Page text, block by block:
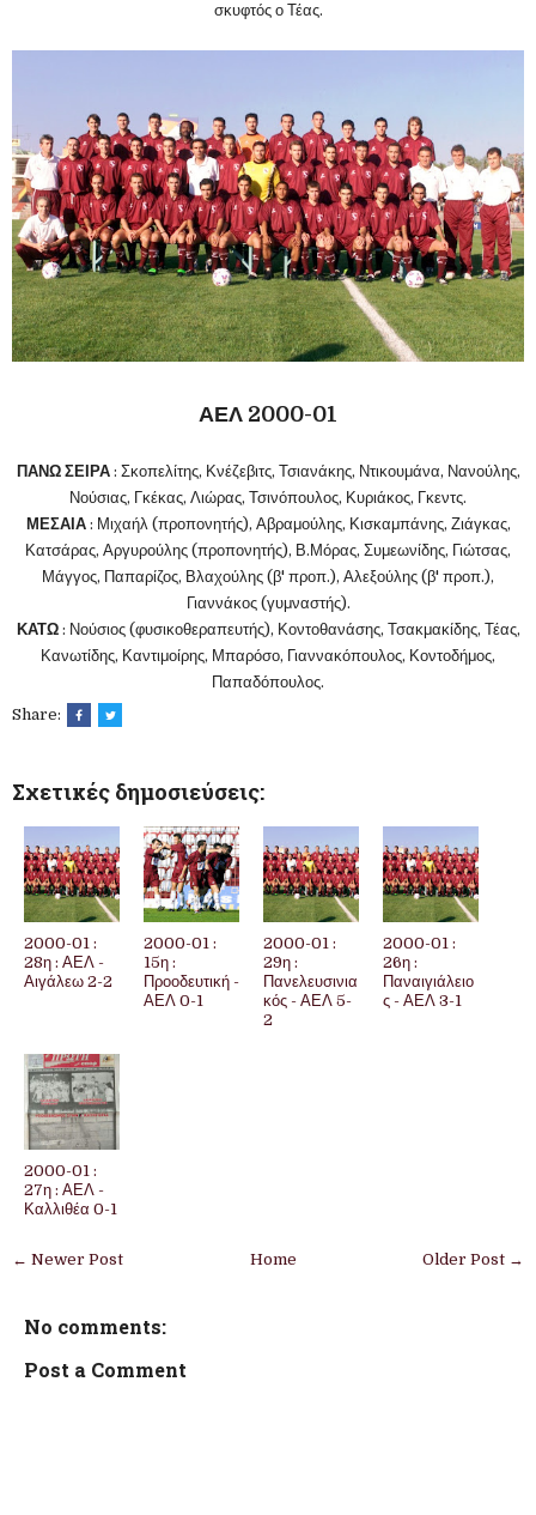
σκυφτός ο Τέας.
ΑΕΛ 2000-01
ΠΑΝΩ ΣΕΙΡΑ: Σκοπελίτης, Κνέζεβιτς, Τσιανάκης, Ντικουμάνα, Νανούλης,
Νούσιας, Γκέκας, Λιώρας, Τσινόπουλος, Κυριάκος, Γκεντς.
ΜΕΣΑΙΑ: Μιχαήλ (προπονητής), Αβραμούλης, Κισκαμπάνης, Ζιάγκας,
Κατσάρας, Αργυρούλης (προπονητής), Β.Μόρας, Συμεωνίδης, Γιώτσας,
Μάγγος, Παπαρίζος, Βλαχούλης (β' προπ.), Αλεξούλης (β' προπ.),
Γιαννάκος (γυμναστής).
ΚΑΤΩ : Νούσιος (φυσικοθεραπευτής), Κοντοθανάσης, Τσακμακίδης, Τέας,
Κανωτίδης, Καντιμοίρης, Μπαρόσο, Γιαννακόπουλος, Κοντοδήμος,
Παπαδόπουλος.
Share:
Σχετικές δημοσιεύσεις:
2000-01 :
28η : ΑΕΛ -
Αιγάλεω 2-2
2000-01 :
15η :
Προοδευτική -
ΑΕΛ 0-1
2000-01 :
29η :
Πανελευσινια
κός - ΑΕΛ 5-
2
2000-01 :
26η :
Παναιγιάλειο
ς - ΑΕΛ 3-1
2000-01 :
27η : ΑΕΛ -
Καλλιθέα 0-1
← Newer Post Older Post →
Home
No comments:
Post a Comment